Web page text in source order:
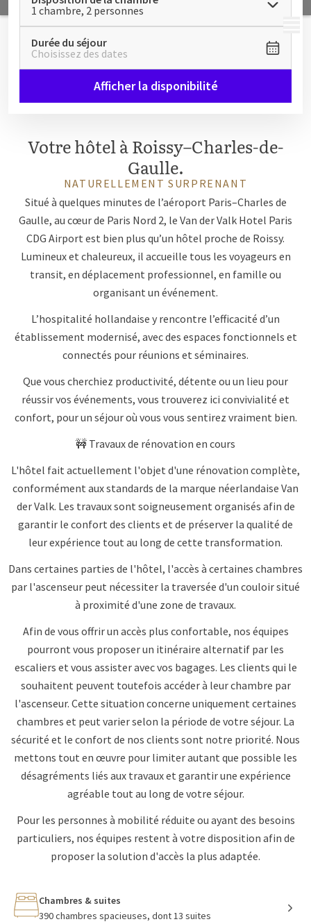
MENU
1 chambre, 2 personnes
Durée du séjour
Choisissez des dates
Afficher la disponibilité
Votre hôtel à Roissy–Charles-de-
Gaulle.
NATURELLEMENT SURPRENANT
Situé à quelques minutes de l’aéroport Paris–Charles de
Gaulle, au cœur de Paris Nord 2, le Van der Valk Hotel Paris
CDG Airport est bien plus qu’un hôtel proche de Roissy.
Lumineux et chaleureux, il accueille tous les voyageurs en
transit, en déplacement professionnel, en famille ou
organisant un événement.
L’hospitalité hollandaise y rencontre l’efficacité d’un
établissement modernisé, avec des espaces fonctionnels et
connectés pour réunions et séminaires.
Que vous cherchiez productivité, détente ou un lieu pour
réussir vos événements, vous trouverez ici convivialité et
confort, pour un séjour où vous vous sentirez vraiment bien.
🚧 Travaux de rénovation en cours
L'hôtel fait actuellement l'objet d'une rénovation complète,
conformément aux standards de la marque néerlandaise Van
der Valk. Les travaux sont soigneusement organisés afin de
garantir le confort des clients et de préserver la qualité de
leur expérience tout au long de cette transformation.
Dans certaines parties de l'hôtel, l'accès à certaines chambres
par l'ascenseur peut nécessiter la traversée d'un couloir situé
à proximité d'une zone de travaux.
Afin de vous offrir un accès plus confortable, nos équipes
pourront vous proposer un itinéraire alternatif par les
escaliers et vous assister avec vos bagages. Les clients qui le
souhaitent peuvent toutefois accéder à leur chambre par
l'ascenseur. Cette situation concerne uniquement certaines
chambres et peut varier selon la période de votre séjour. La
sécurité et le confort de nos clients sont notre priorité. Nous
mettons tout en œuvre pour limiter autant que possible les
désagréments liés aux travaux et garantir une expérience
agréable tout au long de votre séjour.
Pour les personnes à mobilité réduite ou ayant des besoins
particuliers, nos équipes restent à votre disposition afin de
proposer la solution d'accès la plus adaptée.
Chambres & suites
390 chambres spacieuses, dont 13 suites